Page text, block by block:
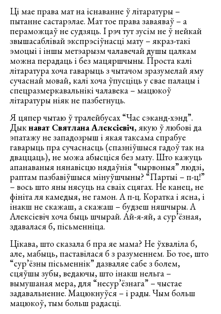
Ці мае права мат на існаванне ў літаратуры –
пытанне састарэлае. Мат тое права заваяваў – а
пераможцаў не судзяць. І рэч тут зусім не ў нейкай
звышасаблівай экспрэсіўнасці мату – якраз-такі
эмоцыі і іншы метэарызм чалавечай душы цалкам
можна перадаць і без мацяршчыны. Проста калі
літаратура хоча гаварыць з чытачом зразумелай яму
сучаснай мовай, калі хоча ўпусціць у свае палацы і
спецразмеркавальнікі чалавека – мацюкоў
літаратуры ніяк не пазбегнуць.
Я цяпер чытаю ў тралейбусах “Час сэканд-хэнд”.
Дыкнават Святлана Алексіевіч, якую ў любові да
эпатажу не западозрыш і якая таксама спрабуе
гаварыць пра сучаснасць (спазніўшыся гадоў так на
дваццаць), не можа абысціся без мату. Што кажуць
апанаваныя нянавісцю нядаўнія “чырвоныя” людзі,
раптам пазбавіўшыся мінуўшчыны? “Партыі – п-ц!”
– вось што яны нясуць на сваіх сцягах. Не канец, не
фініта ля камедыя, не гамон. А п-ц. Коратка і ясна, і
інакш не скажаш, а скажаш – будзеш няшчыры. А
Алексіевіч хоча быць шчырай. Ай-я-яй, а сур’ёзная,
здавалася б, пісьменніца.
Цікава, што сказала б пра яе мама? Не ўхваліла б,
але, мабыць, паставілася б з разуменнем. Бо тое, што
“сур’ёзны пісьменнік” дазваляе сабе з болем,
сцяўшы зубы, ведаючы, што інакш нельга –
вымушаная мера, для “несур’ёзнага” – чыстае
задавальненне. Мацюкнуўся – і рады. Чым больш
мацюкоў, тым больш радасці.